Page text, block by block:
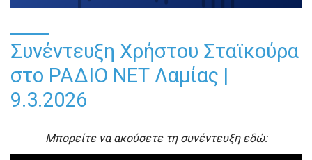
Συνέντευξη Χρήστου Σταϊκούρα
στο ΡΑΔΙΟ ΝΕΤ Λαμίας |
9.3.2026
Μπορείτε να ακούσετε τη συνέντευξη εδώ: